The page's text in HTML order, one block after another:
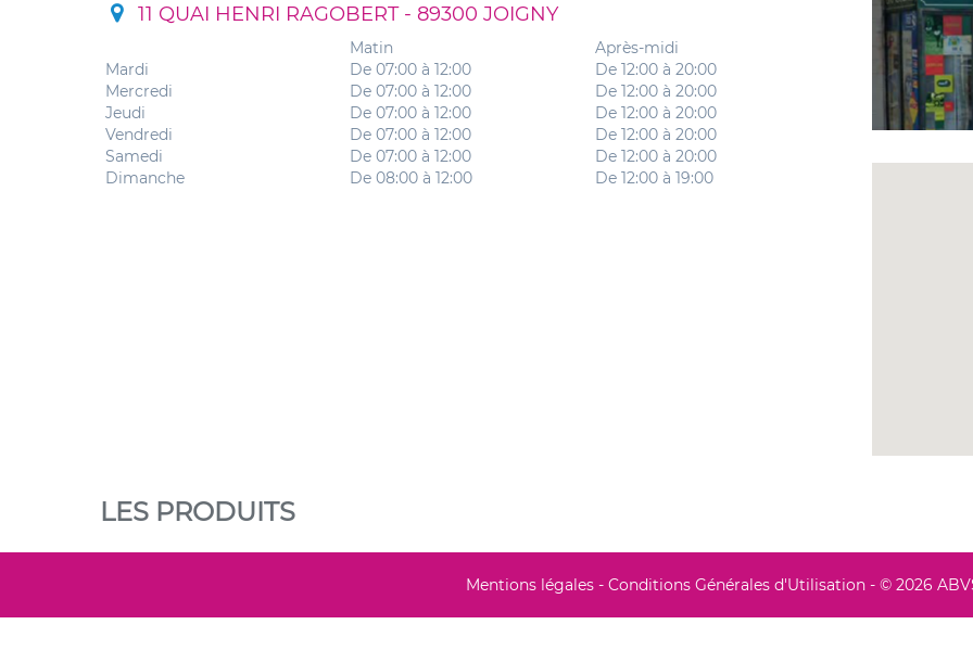
11 QUAI HENRI RAGOBERT - 89300 JOIGNY
Matin
Après-midi
Mardi
De 07:00 à 12:00
De 12:00 à 20:00
Mercredi
De 07:00 à 12:00
De 12:00 à 20:00
Jeudi
De 07:00 à 12:00
De 12:00 à 20:00
Vendredi
De 07:00 à 12:00
De 12:00 à 20:00
Samedi
De 07:00 à 12:00
De 12:00 à 20:00
Dimanche
De 08:00 à 12:00 De 12:00 à 19:00
LES PRODUITS
Mentions légales- Conditions Générales d'Utilisation- © 2026